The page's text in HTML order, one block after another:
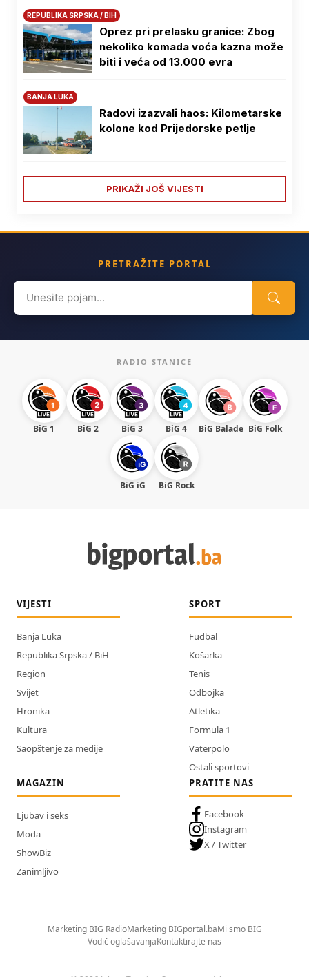
REPUBLIKA SRPSKA / BIH
Oprez pri prelasku granice: Zbog
nekoliko komada voća kazna može
biti i veća od 13.000 evra
BANJA LUKA
Radovi izazvali haos: Kilometarske
kolone kod Prijedorske petlje
PRIKAŽI JOŠ VIJESTI
PRETRAŽITE PORTAL
Search
for:
RADIO STANICE
BiG 1 BiG 2 BiG 3 BiG 4 BiG Balade BiG Folk
BiG iG BiG Rock
VIJESTI
Banja Luka
Republika Srpska / BiH
Region
Svijet
Hronika
Kultura
Saopštenje za medije
SPORT
Fudbal
Košarka
Tenis
Odbojka
Atletika
Formula 1
Vaterpolo
Ostali sportovi
MAGAZIN
Ljubav i seks
Moda
ShowBiz
Zanimljivo
PRATITE NAS
Facebook
Instagram
X / Twitter
Marketing BIG RadioMarketing BIGportal.baMi smo BIG
Vodič oglašavanjaKontaktirajte nas